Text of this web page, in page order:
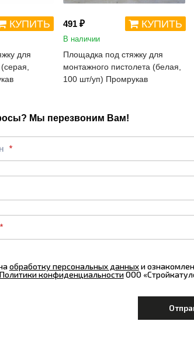
КУПИТЬ
для
491 ₽ КУПИТЬ
В наличии
Площадка под стяжку для
монтажного пистолета (белая,
100 шт/уп) Промрукав
Мы перезвоним Вам!
обработку персональных данныхи
Политики конфиденциальностиООО